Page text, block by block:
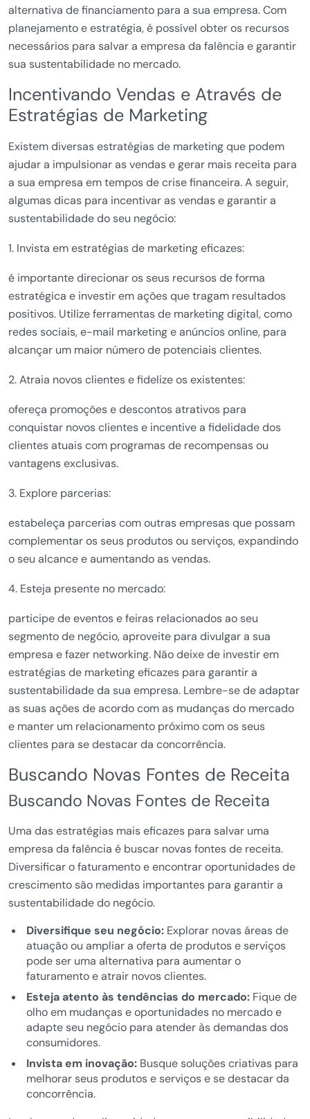
alternativa de financiamento para a sua empresa. Com
planejamento e estratégia, é possível obter os recursos
necessários para salvar a empresa da falência e garantir
sua sustentabilidade no mercado.
Incentivando Vendas e Através de
Estratégias de Marketing
Existem diversas estratégias de marketing que podem
ajudar a impulsionar as vendas e gerar mais receita para
a sua empresa em tempos de crise financeira. A seguir,
algumas dicas para incentivar as vendas e garantir a
sustentabilidade do seu negócio:
1. Invista em estratégias de marketing eficazes:
é importante direcionar os seus recursos de forma
estratégica e investir em ações que tragam resultados
positivos. Utilize ferramentas de marketing digital, como
redes sociais, e-mail marketing e anúncios online, para
alcançar um maior número de potenciais clientes.
2. Atraia novos clientes e fidelize os existentes:
ofereça promoções e descontos atrativos para
conquistar novos clientes e incentive a fidelidade dos
clientes atuais com programas de recompensas ou
vantagens exclusivas.
3. Explore parcerias:
estabeleça parcerias com outras empresas que possam
complementar os seus produtos ou serviços, expandindo
o seu alcance e aumentando as vendas.
4. Esteja presente no mercado:
participe de eventos e feiras relacionados ao seu
segmento de negócio, aproveite para divulgar a sua
empresa e fazer networking. Não deixe de investir em
estratégias de marketing eficazes para garantir a
sustentabilidade da sua empresa. Lembre-se de adaptar
as suas ações de acordo com as mudanças do mercado
e manter um relacionamento próximo com os seus
clientes para se destacar da concorrência.
Buscando Novas Fontes de Receita
Buscando Novas Fontes de Receita
Uma das estratégias mais eficazes para salvar uma
empresa da falência é buscar novas fontes de receita.
Diversificar o faturamento e encontrar oportunidades de
crescimento são medidas importantes para garantir a
sustentabilidade do negócio.
Diversifique seu negócio:Explorar novas áreas de
atuação ou ampliar a oferta de produtos e serviços
pode ser uma alternativa para aumentar o
faturamento e atrair novos clientes.
Esteja atento às tendências do mercado:Fique de
olho em mudanças e oportunidades no mercado e
adapte seu negócio para atender às demandas dos
consumidores.
Invista em inovação:Busque soluções criativas para
melhorar seus produtos e serviços e se destacar da
concorrência.